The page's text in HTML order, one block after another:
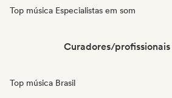
Top música Especialistas em som
Curadores/
Top música Brasil